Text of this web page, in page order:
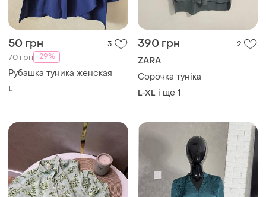
50 грн 3
70 грн -29%
Рубашка туника женская
L
390 грн 2
ZARA
Сорочка туніка
L-XL і ще 1